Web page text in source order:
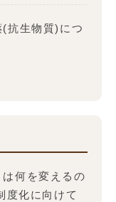
抗生物質)につ
は何を変えるの
度化に向けて